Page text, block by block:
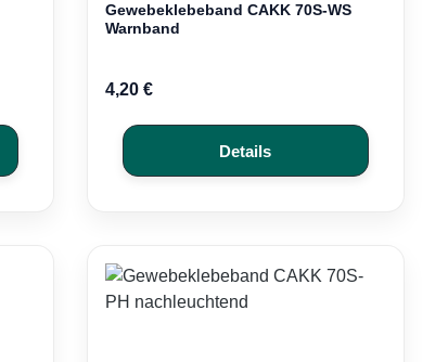
Gewebeklebeband CAKK 70S-WS
Warnband
4,20 €
Details